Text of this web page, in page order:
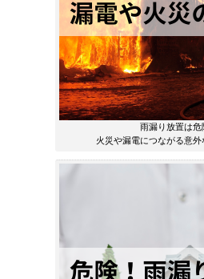
雨漏り放置は危
火災や漏電につながる意外